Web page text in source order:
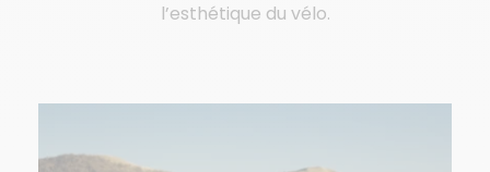
l’esthétique du vélo.